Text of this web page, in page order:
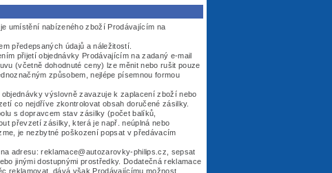
umístění nabízeného zboží Prodávajícím na
předepsaných údajů a náležitostí.
přijetí objednávky Prodávajícím na zadaný e-mail
(včetně dohodnuté ceny) lze měnit nebo rušit pouze
způsobem, nejlépe písemnou formou
výslovně zavazuje k zaplacení zboží nebo
co nejdříve zkontrolovat obsah doručené zásilky.
s dopravcem stav zásilky (počet balíků,
převzetí zásilky, která je např. neúplná nebo
je nezbytné poškození popsat v předávacím
adresu: reklamace@autozarovky-philips.cz, sepsat
jinými dostupnými prostředky. Dodatečná reklamace
reklamovat, dává však Prodávajícímu možnost